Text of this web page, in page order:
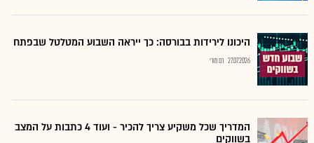
היכונו לירידות בבורסה: כך ייראה השבוע המטלטל שבפתח
27.07.2026 רם מורי
המדריך שכל משקיע צריך להכיר - ועוד 4 כתבות על המצב
בשווקים